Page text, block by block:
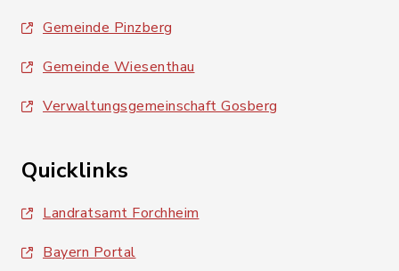
Gemeinde Pinzberg
Gemeinde Wiesenthau
Verwaltungsgemeinschaft Gosberg
Quicklinks
Landratsamt Forchheim
Bayern Portal